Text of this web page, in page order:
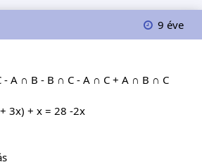
9 éve
- A ∩ B - B ∩ C - A ∩ C + A ∩ B ∩ C
3x) + x = 28 -2x